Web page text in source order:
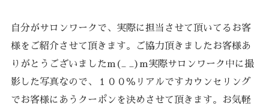
自分がサロンワークで、実際に担当させて頂いてるお客
様をご紹介させて頂きます。ご協力頂きましたお客様あ
りがとうございましたm(_ _)m実際サロンワーク中に撮
影した写真なので、１００％リアルですカウンセリング
でお客様にあうクーポンを決めさせて頂きます。お気軽